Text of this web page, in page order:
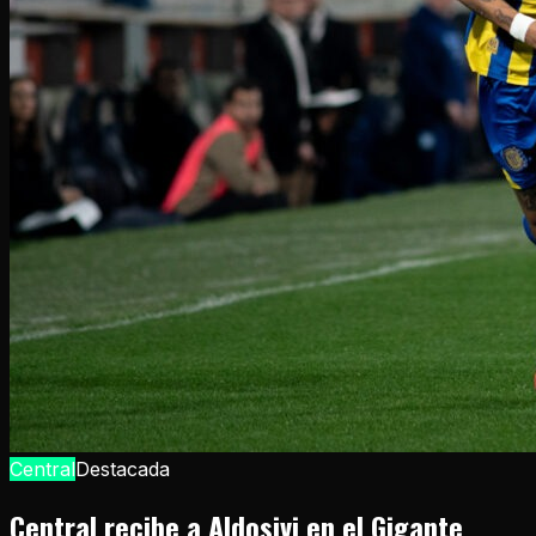
CentralDestacada
Central recibe a Aldosivi en el Gigante